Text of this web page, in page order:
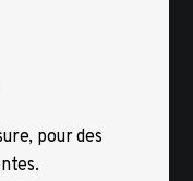
pour des